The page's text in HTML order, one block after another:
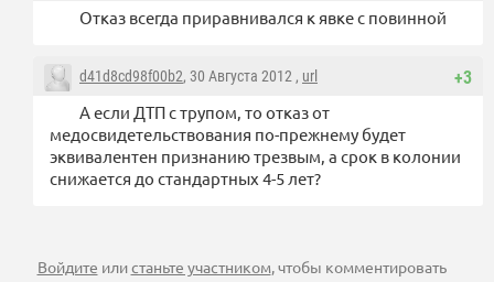
Отказ всегда приравнивался к явке с повинной
+3
d41d8cd98f00b2, 30 Августа 2012 , url
А если ДТП с трупом, то отказ от
медосвидетельствования по-прежнему будет
эквивалентен признанию трезвым, а срок в колонии
снижается до стандартных 4-5 лет?
Войдите илистаньте участником, чтобы комментировать